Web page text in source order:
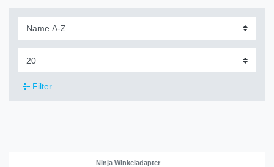
Filter
Ninja Winkeladapter